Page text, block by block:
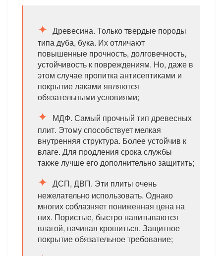
Древесина. Только твердые породы
типа дуба, бука. Их отличают
повышенные прочность, долговечность,
устойчивость к повреждениям. Но, даже в
этом случае пропитка антисептиками и
покрытие лаками являются
обязательными условиями;
МДФ. Самый прочный тип древесных
плит. Этому способствует мелкая
внутренняя структура. Более устойчив к
влаге. Для продления срока службы
также лучше его дополнительно защитить;
ДСП, ДВП. Эти плиты очень
нежелательно использовать. Однако
многих соблазняет пониженная цена на
них. Пористые, быстро напитываются
влагой, начиная крошиться. Защитное
покрытие обязательное требование;